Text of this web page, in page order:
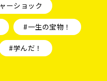
ーショック
#一生の宝物！
#学んだ！